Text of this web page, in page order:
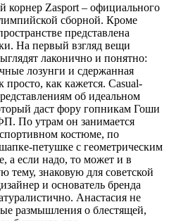
Zasport – официального
сборной. Кроме
представлена
На первый взгляд вещи
лаконично и понятно:
лозунги и сдержанная
просто, как кажется. Casual-
об идеальном
даст фору гопникам Гоши
По утрам он занимается
костюме, по
петушке с геометрическим
а если надо, то может и в
тему, знаковую для советской
и основатель бренда
Анастасия не
размышления о блестящей,